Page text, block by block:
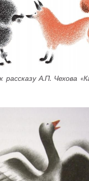
рассказу А.П. Чехова